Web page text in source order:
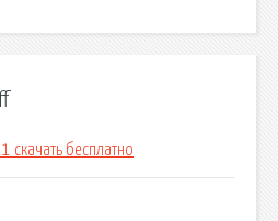
скачать бесплатно